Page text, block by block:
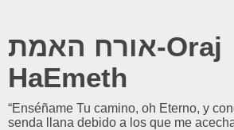
אורח האמת-Oraj
HaEmeth
“Enséñame Tu camino, oh Eterno, y
senda llana debido a los que me